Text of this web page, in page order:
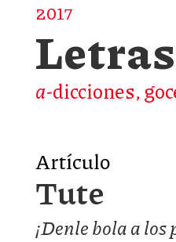
2017
a-dicciones,
Artículo
Tute
¡Denle bola a los